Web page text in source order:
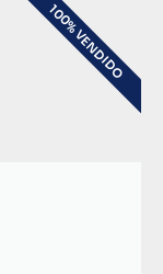
100% VENDIDO